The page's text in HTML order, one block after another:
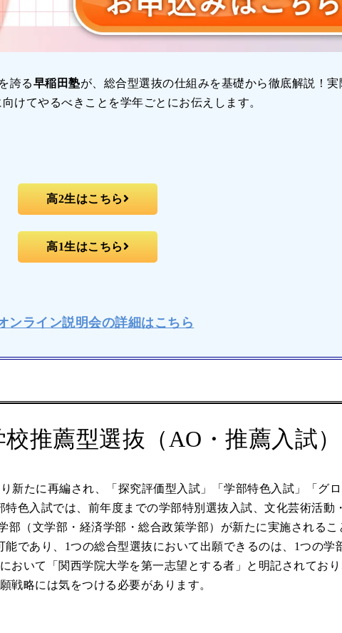
を誇る早稲田塾が、総合型選抜の仕組みを基礎から徹底解説！実
けてやるべきことを学年ごとにお伝えします。
高2生はこちら
高1生はこちら
ンライン説明会の詳細はこちら
推薦型選抜（AO・推薦入試
新たに再編され、「探究評価型入試」「学部特色入試」「グロ
特色入試では、前年度までの学部特別選抜入試、文化芸術活動
部（文学部・経済学部・総合政策学部）が新たに実施されるこ
であり、1つの総合型選抜において出願できるのは、1つの学
おいて「関西学院大学を第一志望とする者」と明記されてお
戦略には気をつける必要があります。